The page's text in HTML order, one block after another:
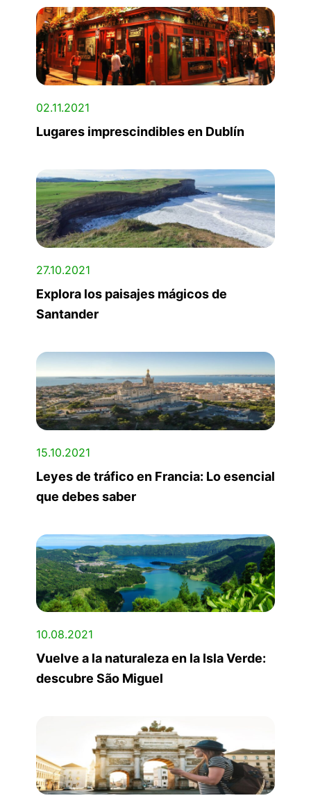
02.11.2021
Lugares imprescindibles en Dublín
27.10.2021
Explora los paisajes mágicos de
Santander
15.10.2021
Leyes de tráfico en Francia: Lo esencial
que debes saber
10.08.2021
Vuelve a la naturaleza en la Isla Verde:
descubre São Miguel